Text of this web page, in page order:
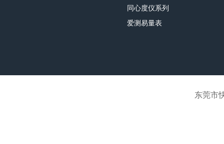
同心度仪系列
爱测易量表
东莞市